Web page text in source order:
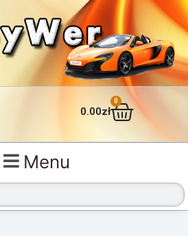
0.00zł
0
Wózek
Menu